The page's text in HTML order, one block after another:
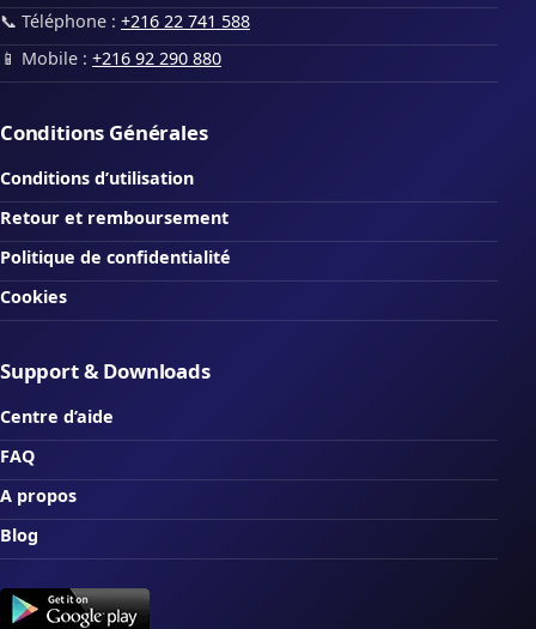
📞 Téléphone : +216 22 741 588
📱 Mobile : +216 92 290 880
Conditions Générales
Conditions d’utilisation
Retour et remboursement
Politique de confidentialité
Cookies
Support & Downloads
Centre d’aide
FAQ
A propos
Blog